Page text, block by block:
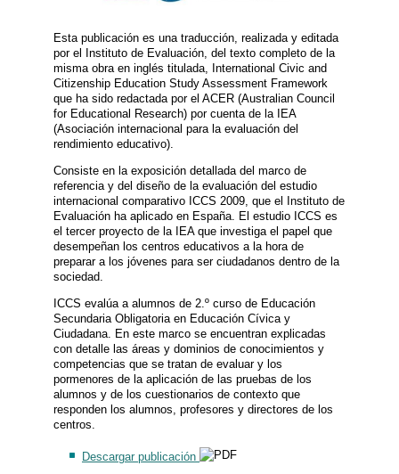
Esta publicación es una traducción, realizada y editada
por el Instituto de Evaluación, del texto completo de la
misma obra en inglés titulada, International Civic and
Citizenship Education Study Assessment Framework
que ha sido redactada por el ACER (Australian Council
for Educational Research) por cuenta de la IEA
(Asociación internacional para la evaluación del
rendimiento educativo).
Consiste en la exposición detallada del marco de
referencia y del diseño de la evaluación del estudio
internacional comparativo ICCS 2009, que el Instituto de
Evaluación ha aplicado en España. El estudio ICCS es
el tercer proyecto de la IEA que investiga el papel que
desempeñan los centros educativos a la hora de
preparar a los jóvenes para ser ciudadanos dentro de la
sociedad.
ICCS evalúa a alumnos de 2.º curso de Educación
Secundaria Obligatoria en Educación Cívica y
Ciudadana. En este marco se encuentran explicadas
con detalle las áreas y dominios de conocimientos y
competencias que se tratan de evaluar y los
pormenores de la aplicación de las pruebas de los
alumnos y de los cuestionarios de contexto que
responden los alumnos, profesores y directores de los
centros.
Descargar publicación